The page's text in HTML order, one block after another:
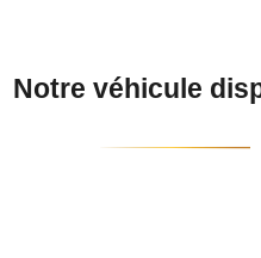
Notre véhicule